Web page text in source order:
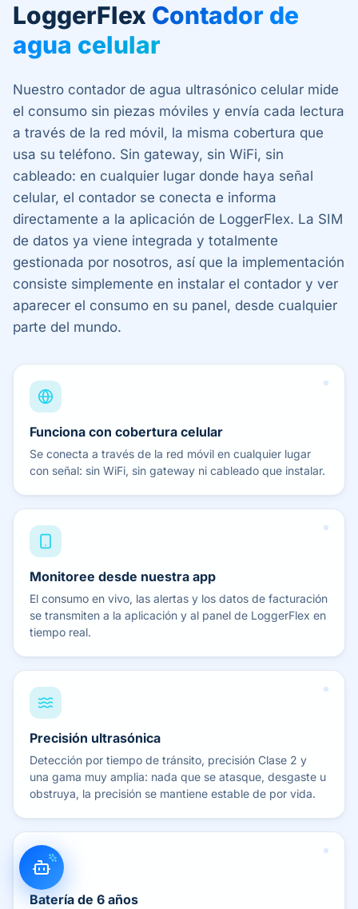
LoggerFlex Contador de
agua celular
Nuestro contador de agua ultrasónico celular mide
el consumo sin piezas móviles y envía cada lectura
a través de la red móvil, la misma cobertura que
usa su teléfono. Sin gateway, sin WiFi, sin
cableado: en cualquier lugar donde haya señal
celular, el contador se conecta e informa
directamente a la aplicación de LoggerFlex. La SIM
de datos ya viene integrada y totalmente
gestionada por nosotros, así que la implementación
consiste simplemente en instalar el contador y ver
aparecer el consumo en su panel, desde cualquier
parte del mundo.
Funciona con cobertura celular
Se conecta a través de la red móvil en cualquier lugar
con señal: sin WiFi, sin gateway ni cableado que instalar.
Monitoree desde nuestra app
El consumo en vivo, las alertas y los datos de facturación
se transmiten a la aplicación y al panel de LoggerFlex en
tiempo real.
Precisión ultrasónica
Detección por tiempo de tránsito, precisión Clase 2 y
una gama muy amplia: nada que se atasque, desgaste u
obstruya, la precisión se mantiene estable de por vida.
Batería de 6 años